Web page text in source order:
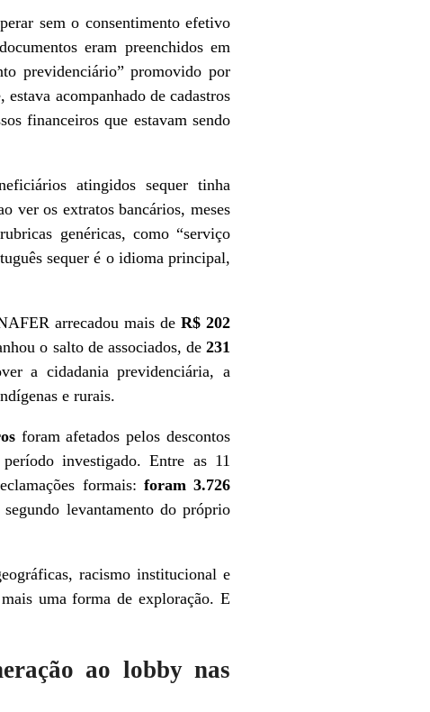
sem o consentimento efetivo
eram preenchidos em
previdenciário” promovido por
acompanhado de cadastros
financeiros que estavam sendo
atingidos sequer tinha
ver os extratos bancários, meses
genéricas, como “serviço
sequer é o idioma principal,
arrecadou mais deR$ 202
o salto de associados, de231
a cidadania previdenciária, a
e rurais.
foram afetados pelos descontos
investigado. Entre as 11
formais: foram 3.726
segundo levantamento do próprio
racismo institucional e
uma forma de exploração. E
ao lobby nas